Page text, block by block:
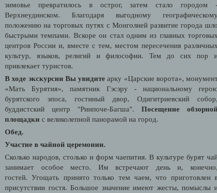
зимовье превратилось в острог, затем стало городом
Верхнеудинском. Благодаря выгодному
положению на торговых путях с Монголией развитие города
быстрыми темпами. Вскоре он стал одним из главных
центров России и, вместе с тем, местом пересечения
культур, языков, религий и философии. Тем до сих пор
привлекает туристов.
В ходе экскурсии Вы увидите арку «Царские ворота»,
«Мать Бурятия», памятник Гэсэру - национальному
бурятского эпоса, гостиный двор, Одигитриевский
буддистский центр "Ринпоче-Багша". Посещение
площадки с великолепной панорамой на город.
Обед.
Участие в чайной церемонии.
Сколько народов, столько и форм чаепития. В культуре бурят
занимает особое место. Им встречают день и,
гостей. Угощать принято только тем чаем, что приготовлен
присутствии гостя. Большое значение имеют жесты, помыслы